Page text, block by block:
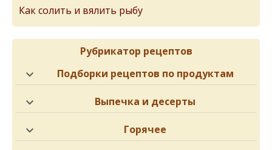
Как солить и вялить рыбу
Рубрикатор рецептов
Подборки рецептов по продуктам
Выпечка и десерты
Горячее